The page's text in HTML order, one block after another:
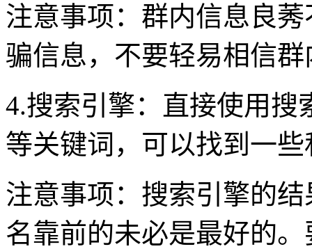
注意事项：群内信息良
骗信息，不要轻易相信
4.搜索引擎：直接使用搜
等关键词，可以找到一
注意事项：搜索引擎的
名靠前的未必是最好的